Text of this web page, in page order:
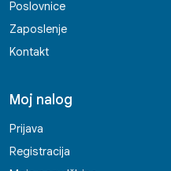
Poslovnice
Zaposlenje
Kontakt
Moj nalog
Prijava
Registracija